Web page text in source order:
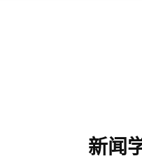
新闻